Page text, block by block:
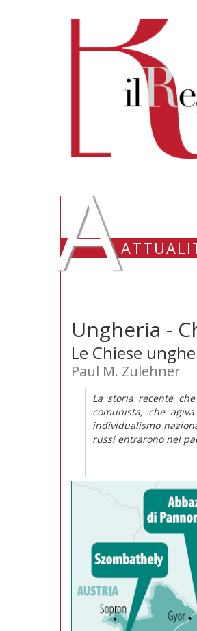
A
Ungheria -
Le Chiese
Paul M. Zulehner
La storia recente
comunista, che
individualismo
russi entrarono nel